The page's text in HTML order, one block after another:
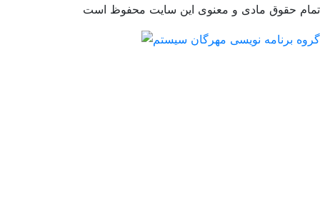
تمام حقوق مادی و معنوی این سایت محفوظ است